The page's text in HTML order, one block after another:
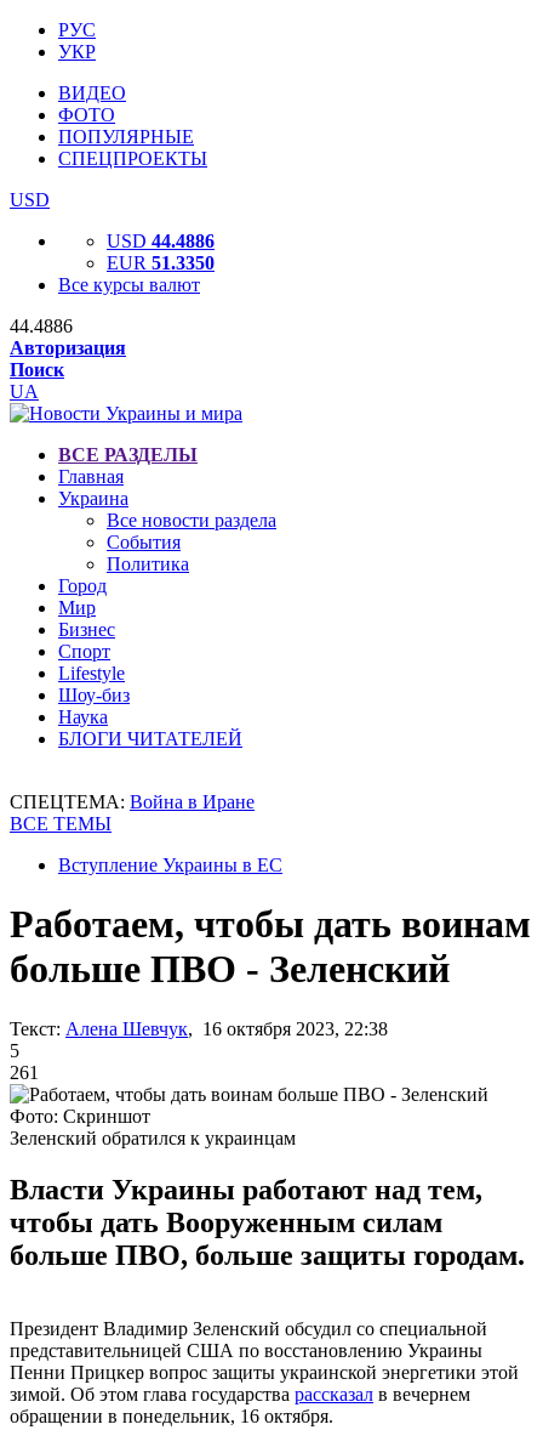
РУС
УКР
ВИДЕО
ФОТО
ПОПУЛЯРНЫЕ
СПЕЦПРОЕКТЫ
USD
USD 44.4886
EUR 51.3350
Все курсы валют
44.4886
Авторизация
Поиск
UA
ВСЕ РАЗДЕЛЫ
Главная
Украина
Все новости раздела
События
Политика
Город
Мир
Бизнес
Спорт
Lifestyle
Шоу-биз
Наука
БЛОГИ ЧИТАТЕЛЕЙ
СПЕЦТЕМА: Война в Иране
ВСЕ ТЕМЫ
Вступление Украины в ЕС
Работаем, чтобы дать воинам
больше ПВО - Зеленский
Текст: Алена Шевчук, 16 октября 2023, 22:38
5
261
Фото: Скриншот
Зеленский обратился к украинцам
Власти Украины работают над тем,
чтобы дать Вооруженным силам
больше ПВО, больше защиты городам.
Президент Владимир Зеленский обсудил со специальной
представительницей США по восстановлению Украины
Пенни Прицкер вопрос защиты украинской энергетики этой
зимой. Об этом глава государства рассказал в вечернем
обращении в понедельник, 16 октября.